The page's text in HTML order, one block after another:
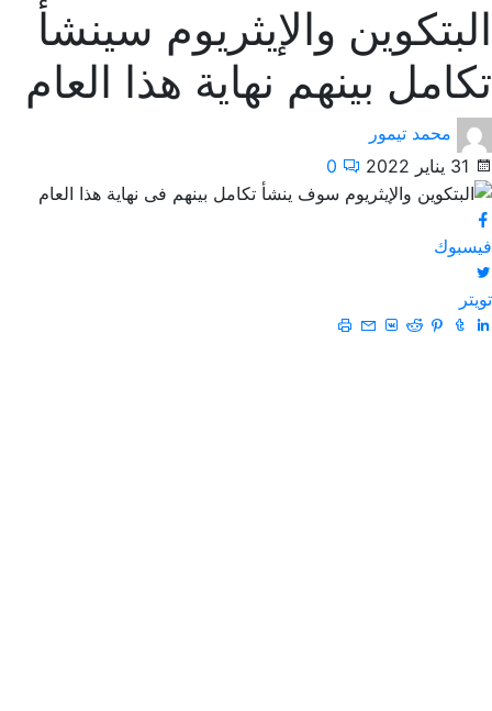
البتكوين والإيثريوم سينشأ
تكامل بينهم نهاية هذا العام
محمد تيمور
31 يناير 2022
0
فيسبوك
تويتر